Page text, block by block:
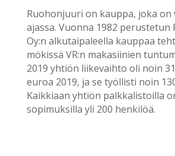
Ruohonjuuri on kauppa, joka on
ajassa. Vuonna 1982 perustetun
Oy:n alkutaipaleella kauppaa
mökissä VR:n makasiinien
2019 yhtiön liikevaihto oli noin
euroa 2019, ja se työllisti noin
Kaikkiaan yhtiön palkkalistoilla
sopimuksilla yli 200 henkilöä.